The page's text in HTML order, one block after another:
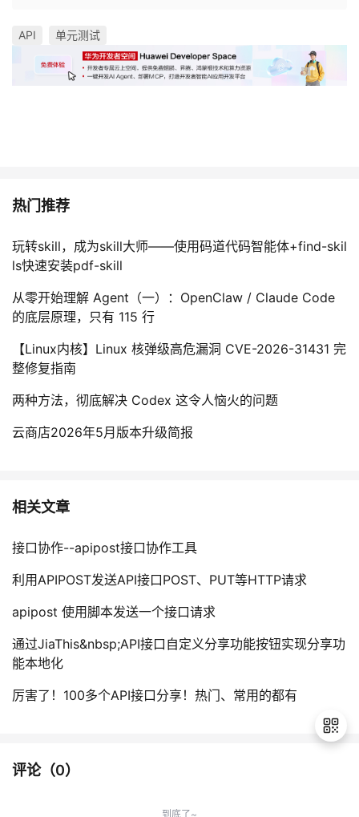
API 单元测试
热门推荐
玩转skill，成为skill大师——使用码道代码智能体+find-skil
ls快速安装pdf-skill
从零开始理解 Agent（一）：OpenClaw / Claude Code
的底层原理，只有 115 行
【Linux内核】Linux 核弹级高危漏洞 CVE-2026-31431 完
整修复指南
两种方法，彻底解决 Codex 这令人恼火的问题
云商店2026年5月版本升级简报
相关文章
接口协作--apipost接口协作工具
利用APIPOST发送API接口POST、PUT等HTTP请求
apipost 使用脚本发送一个接口请求
通过JiaThis&nbsp;API接口自定义分享功能按钮实现分享功
能本地化
厉害了！100多个API接口分享！热门、常用的都有
评论（0）
到底了~